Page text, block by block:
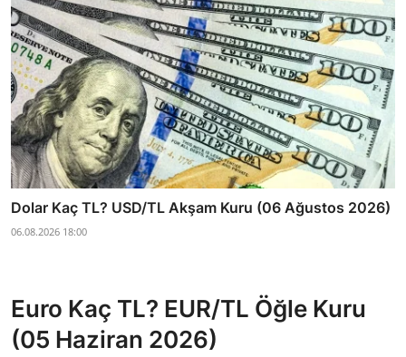
Dolar Kaç TL? USD/TL Akşam Kuru (06 Ağustos 2026)
06.08.2026 18:00
Euro Kaç TL? EUR/TL Öğle Kuru
(05 Haziran 2026)